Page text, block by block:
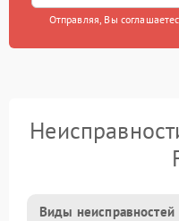
Отправляя, Вы
Виды неисправностей